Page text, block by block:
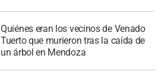
Quiénes eran los vecinos de Venado
Tuerto que murieron tras la caída de
un árbol en Mendoza